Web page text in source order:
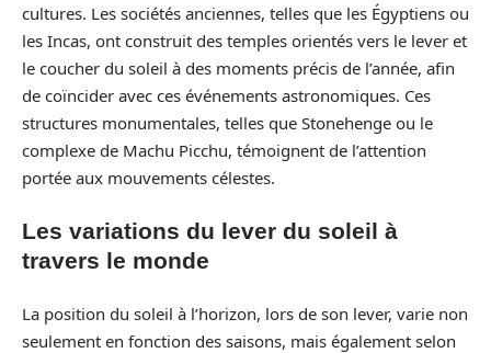
cultures. Les sociétés anciennes, telles que les Égyptiens ou
les Incas, ont construit des temples orientés vers le lever et
le coucher du soleil à des moments précis de l’année, afin
de coïncider avec ces événements astronomiques. Ces
structures monumentales, telles que Stonehenge ou le
complexe de Machu Picchu, témoignent de l’attention
portée aux mouvements célestes.
Les variations du lever du soleil à
travers le monde
La position du soleil à l’horizon, lors de son lever, varie non
seulement en fonction des saisons, mais également selon